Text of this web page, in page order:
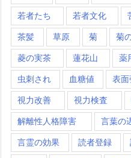
若者たち 若者文化
茶髪 草原 菊 菊
菱の実茶 蓮花山 薬
虫刺され 血糖値 表面
視力改善 視力検査
解離性人格障害 言葉の
言霊の効果 読者登録